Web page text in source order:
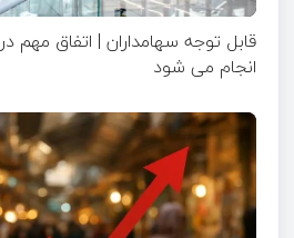
قابل توجه سهامداران | اتفاق مهم
انجام می شود